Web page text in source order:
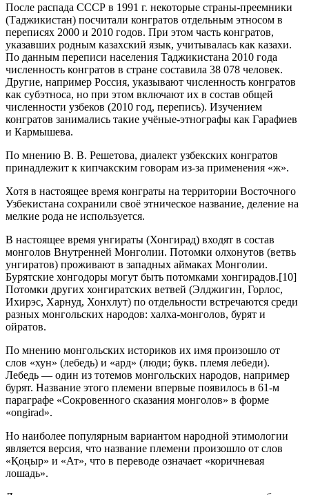
После распада СССР в 1991 г. некоторые страны-преемники
(Таджикистан) посчитали конгратов отдельным этносом в
переписях 2000 и 2010 годов. При этом часть конгратов,
указавших родным казахский язык, учитывалась как казахи.
По данным переписи населения Таджикистана 2010 года
численность конгратов в стране составила 38 078 человек.
Другие, например Россия, указывают численность конгратов
как субэтноса, но при этом включают их в состав общей
численности узбеков (2010 год, перепись). Изучением
конгратов занимались такие учёные-этнографы как Гарафиев
и Кармышева.
По мнению В. В. Решетова, диалект узбекских конгратов
принадлежит к кипчакским говорам из-за применения «ж».
Хотя в настоящее время конграты на территории Восточного
Узбекистана сохранили своё этническое название, деление на
мелкие рода не используется.
В настоящее время унгираты (Хонгирад) входят в состав
монголов Внутренней Монголии. Потомки олхонутов (ветвь
унгиратов) проживают в западных аймаках Монголии.
Бурятские хонгодоры могут быть потомками хонгирадов.[10]
Потомки других хонгиратских ветвей (Элджигин, Горлос,
Ихирэс, Харнуд, Хонхлут) по отдельности встречаются среди
разных монгольских народов: халха-монголов, бурят и
ойратов.
По мнению монгольских историков их имя произошло от
слов «хун» (лебедь) и «ард» (люди; букв. племя лебеди).
Лебедь — один из тотемов монгольских народов, например
бурят. Название этого племени впервые появилось в 61-м
параграфе «Сокровенного сказания монголов» в форме
«ongirad».
Но наиболее популярным вариантом народной этимологии
является версия, что название племени произошло от слов
«Қоңыр» и «Ат», что в переводе означает «коричневая
лошадь».